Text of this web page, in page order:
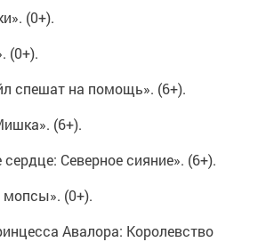
(0+).
(0+).
спешат на помощь». (6+).
(6+).
Северное сияние». (6+).
(0+).
Авалора: Королевство